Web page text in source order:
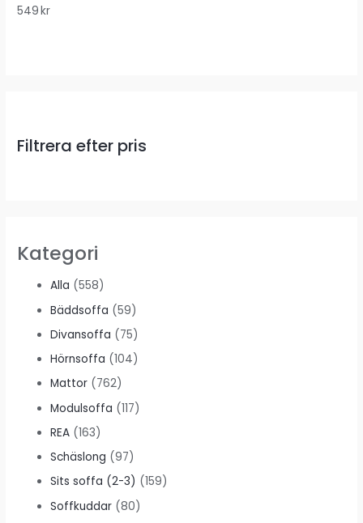
Filtrera efter pris
Kategori
Alla (558)
Bäddsoffa (59)
Divansoffa (75)
Hörnsoffa (104)
Mattor (762)
Modulsoffa (117)
REA (163)
Schäslong (97)
Sits soffa (2-3) (159)
Soffkuddar (80)
549kr